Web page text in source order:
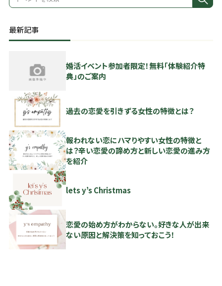
最新記事
婚活イベント参加者限定！無料「体験紹介特
典」のご案内
過去の恋愛を引きずる女性の特徴とは？
報われない恋にハマりやすい女性の特徴と
は？辛い恋愛の諦め方と新しい恋愛の進み方
を紹介
lets y’s Christmas
恋愛の始め方がわからない。好きな人が出来
ない原因と解決策を知っておこう！